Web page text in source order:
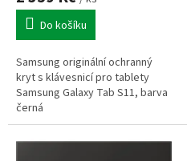
Do košíku
Samsung originální ochranný
kryt s klávesnicí pro tablety
Samsung Galaxy Tab S11, barva
černá